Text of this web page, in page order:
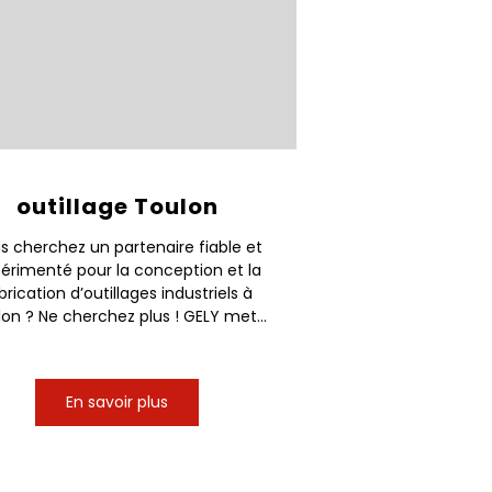
outillage Toulon
cherchez un partenaire fiable et
pour la conception et la
d’outillages industriels à
? Ne cherchez plus ! GELY met...
En savoir plus